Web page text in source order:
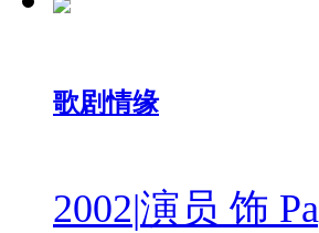
歌剧情缘
2002|演员 饰